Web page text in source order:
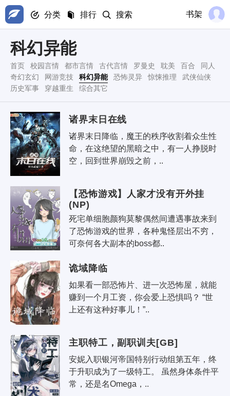
分类 排行 搜索 书架
科幻异能
首页 校园言情 都市言情 古代言情 罗曼史 耽美 百合
同人
奇幻玄幻
网游竞技 科幻异能 恐怖灵异 惊悚推理
武侠仙侠
历史军事
穿越重生 综合其它
诸界末日在线
诸界末日降临，魔王的秩序收割着众生性
命，在这绝望的黑暗之中，有一人挣脱时
空，回到世界崩毁之前，..
【恐怖游戏】人家才没有开外挂
(NP)
死宅单细胞颜狗莫黎偶然间遭遇事故来到
了恐怖游戏的世界，各种鬼怪层出不穷，
可奈何各大副本的boss都..
诡域降临
如果看一部恐怖片、进一次恐怖屋，就能
赚到一个月工资，你会爱上恐惧吗？ “世
上还有这种好事儿！”..
主职特工，副职训夫[GB]
安妮入职银河帝国特别行动组第五年，终
于升职成为了一级特工。 虽然身体条件平
常，还是名Omega，..